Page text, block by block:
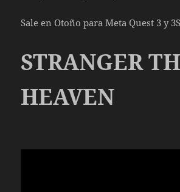
Sale en Otoño para Meta Quest 3 y
STRANGER
HEAVEN